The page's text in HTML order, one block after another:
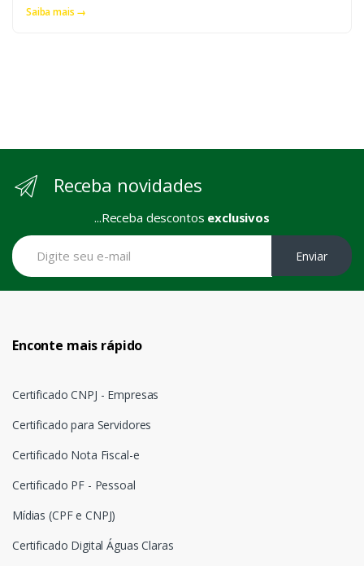
Saiba mais →
Receba novidades
...Receba descontos exclusivos
Enviar
Enconte mais rápido
Certificado CNPJ - Empresas
Certificado para Servidores
Certificado Nota Fiscal-e
Certificado PF - Pessoal
Mídias (CPF e CNPJ)
Certificado Digital Águas Claras